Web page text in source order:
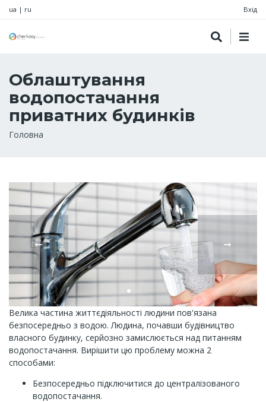
ua | ru Вхід
Облаштування
водопостачання
приватних будинків
Рядок
Головна
Велика частина життєдіяльності людини пов'язана
безпосередньо з водою. Людина, почавши будівництво
власного будинку, серйозно замислюється над питанням
водопостачання. Вирішити цю проблему можна 2
способами:
Безпосередньо підключитися до централізованого
водопостачання.